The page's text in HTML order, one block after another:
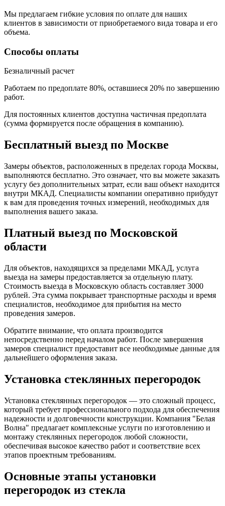
Мы предлагаем гибкие условия по оплате для наших
клиентов в зависимости от приобретаемого вида товара и его
объема.
Способы оплаты
Безналичный расчет
Работаем по предоплате 80%, оставшиеся 20% по завершению
работ.
Для постоянных клиентов доступна частичная предоплата
(сумма формируется после обращения в компанию).
Бесплатный выезд по Москве
Замеры объектов, расположенных в пределах города Москвы,
выполняются бесплатно. Это означает, что вы можете заказать
услугу без дополнительных затрат, если ваш объект находится
внутри МКАД. Специалисты компании оперативно прибудут
к вам для проведения точных измерений, необходимых для
выполнения вашего заказа.
Платный выезд по Московской
области
Для объектов, находящихся за пределами МКАД, услуга
выезда на замеры предоставляется за отдельную плату.
Стоимость выезда в Московскую область составляет 3000
рублей. Эта сумма покрывает транспортные расходы и время
специалистов, необходимое для прибытия на место
проведения замеров.
Обратите внимание, что оплата производится
непосредственно перед началом работ. После завершения
замеров специалист предоставит все необходимые данные для
дальнейшего оформления заказа.
Установка стеклянных перегородок
Установка стеклянных перегородок — это сложный процесс,
который требует профессионального подхода для обеспечения
надежности и долговечности конструкции. Компания "Белая
Волна" предлагает комплексные услуги по изготовлению и
монтажу стеклянных перегородок любой сложности,
обеспечивая высокое качество работ и соответствие всех
этапов проектным требованиям.
Основные этапы установки
перегородок из стекла